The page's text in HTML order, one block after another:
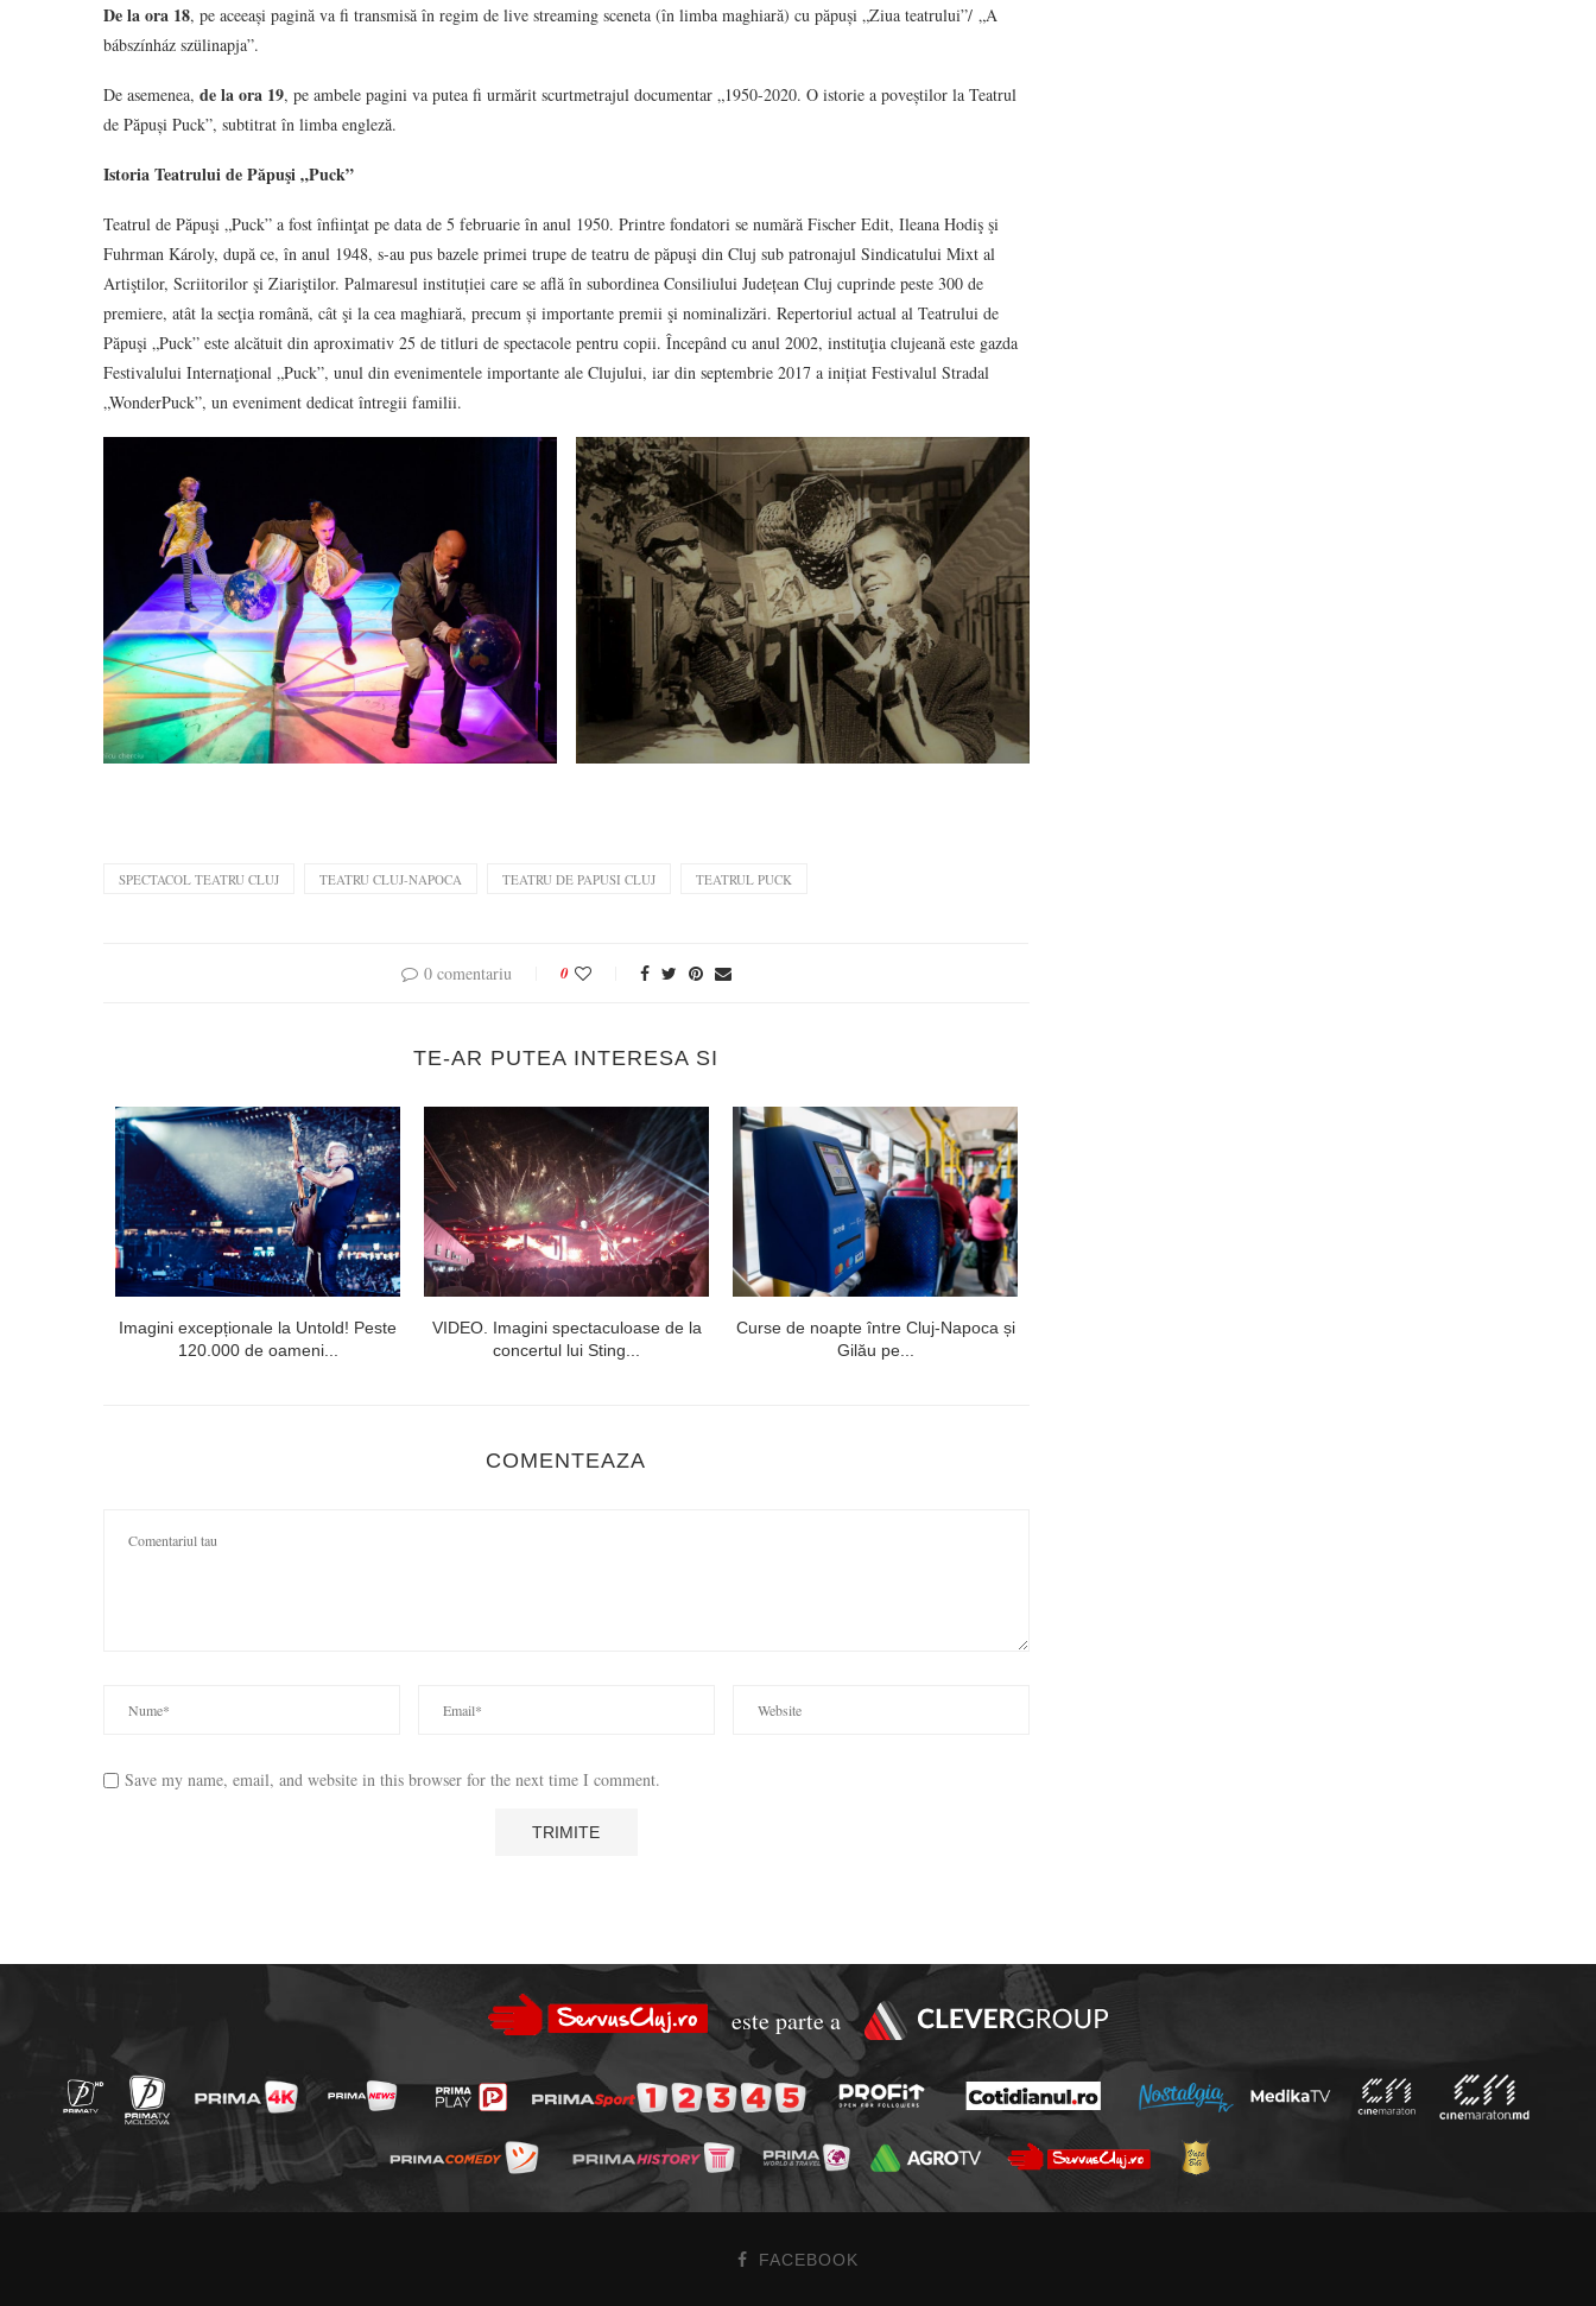
De la ora 18, pe aceeași pagină va fi transmisă în regim de live streaming sceneta (în limba maghiară) cu păpuși „Ziua teatrului”/ „A
bábszínház szülinapja”.
De asemenea, de la ora 19, pe ambele pagini va putea fi urmărit scurtmetrajul documentar „1950-2020. O istorie a poveștilor la Teatrul
de Păpuși Puck”, subtitrat în limba engleză.
Istoria Teatrului de Păpuşi „Puck”
Teatrul de Păpuşi „Puck” a fost înfiinţat pe data de 5 februarie în anul 1950. Printre fondatori se numără Fischer Edit, Ileana Hodiş şi
Fuhrman Károly, după ce, în anul 1948, s-au pus bazele primei trupe de teatru de păpuşi din Cluj sub patronajul Sindicatului Mixt al
Artiştilor, Scriitorilor şi Ziariştilor. Palmaresul instituției care se află în subordinea Consiliului Județean Cluj cuprinde peste 300 de
premiere, atât la secţia română, cât şi la cea maghiară, precum și importante premii şi nominalizări. Repertoriul actual al Teatrului de
Păpuşi „Puck” este alcătuit din aproximativ 25 de titluri de spectacole pentru copii. Începând cu anul 2002, instituţia clujeană este gazda
Festivalului Internaţional „Puck”, unul din evenimentele importante ale Clujului, iar din septembrie 2017 a inițiat Festivalul Stradal
„WonderPuck”, un eveniment dedicat întregii familii.
SPECTACOL TEATRU CLUJ TEATRU CLUJ-NAPOCA TEATRU DE PAPUSI CLUJ TEATRUL PUCK
0 comentariu 0
TE-AR PUTEA INTERESA SI
Imagini excepționale la Untold! Peste
120.000 de oameni...
VIDEO. Imagini spectaculoase de la
concertul lui Sting...
Curse de noapte între Cluj-Napoca și
Gilău pe...
COMENTEAZA
Save my name, email, and website in this browser for the next time I comment.
este parte a
FACEBOOK